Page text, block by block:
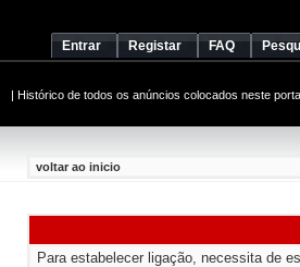
Entrar Registar FAQ
| Histórico de todos os anúncios colocados neste
voltar ao inicio
Para estabelecer ligação, necessita de